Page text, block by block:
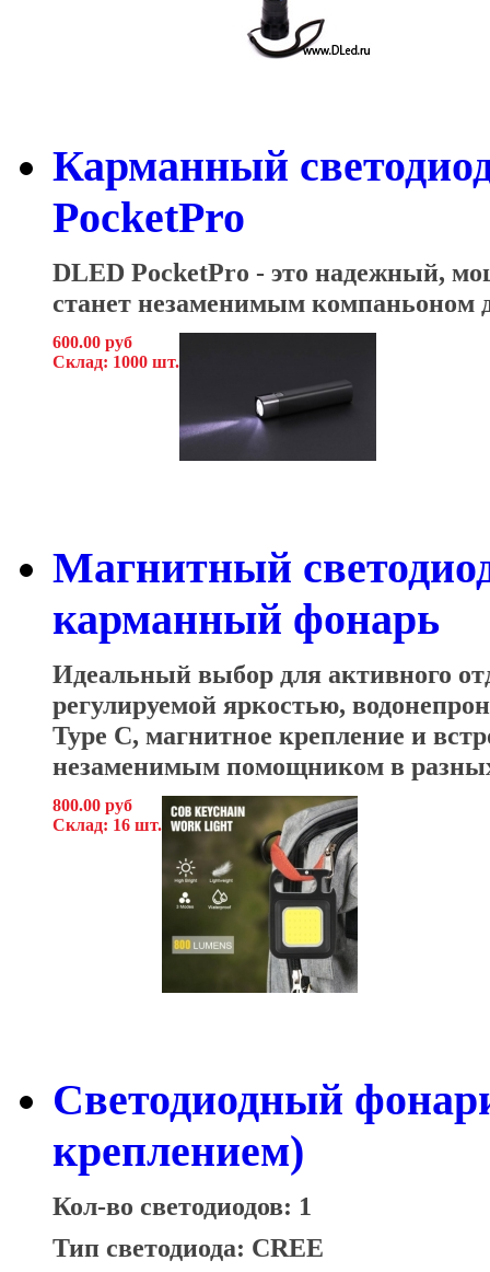
Карманный
PocketPro
DLED PocketPro - это надежный,
станет незаменимым компаньоном
600.00 руб
Склад: 1000 шт.
Магнитный
карманный фонарь
Идеальный выбор для активного
регулируемой яркостью,
Type C, магнитное крепление и
незаменимым помощником в
800.00 руб
Склад: 16 шт.
Светодиодный
креплением)
Кол-во светодиодов: 1
Тип светодиода: CREE